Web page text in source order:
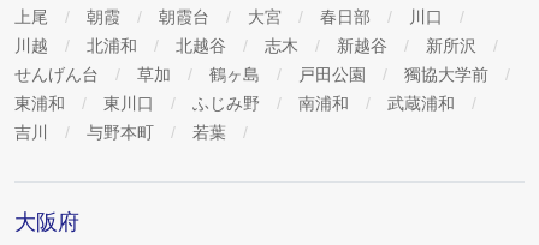
上尾 朝霞 朝霞台 大宮 春日部
川口
川越
北浦和 北越谷 志木 新越谷
新所沢
せんげん台
草加 鶴ヶ島 戸田公園
獨協大学前
東浦和
東川口 ふじみ野 南浦和
武蔵浦和
吉川
与野本町 若葉
大阪府